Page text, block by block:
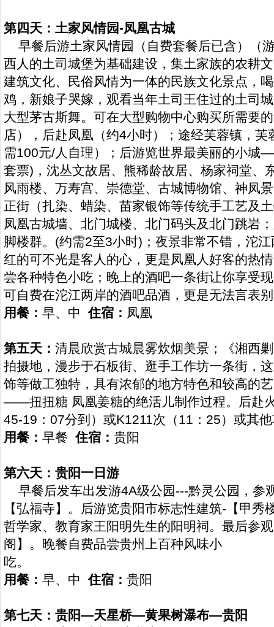
第四天：土家风情园-凤凰古城
早餐后游土家风情园（自费套餐后已含）（
西人的土司城堡为基础建设，集土家族的农耕
建筑文化、民俗风情为一体的民族文化景点，
鸡，新娘子哭嫁，观看当年土司王住过的土司
大型茅古斯舞。可在大型购物中心购买所需要
店），后赴凤凰（约4小时）；途经芙蓉镇，
需100元/人自理）；后游览世界最美丽的小城
套票)，沈丛文故居、熊稀龄故居、杨家祠堂、
风雨楼、万寿宫、崇德堂、古城博物馆、神凤
正街（扎染、蜡染、苗家银饰等传统手工艺及
凤凰古城墙、北门城楼、北门码头及北门跳岩
脚楼群。(约需2至3小时)；夜景非常不错，沱
红的可不光是客人的心，更是凤凰人好客的热
尝各种特色小吃；晚上的酒吧一条街让你享受
可自费在沱江两岸的酒吧品酒，更是无法言表
用餐： 早、中住宿： 凤凰
第五天： 清晨欣赏古城晨雾炊烟美景；《湘西
拍摄地，漫步于石板街、逛手工作坊一条街，
饰等做工独特，具有浓郁的地方特色和较高的
——扭扭糖 凤凰姜糖的绝活儿制作过程。后赴
45-19：07分到）或K1211次（11：25）或其
用餐： 早餐 住宿： 贵阳
第六天：贵阳一日游
早餐后发车出发游4A级公园---黔灵公园，参
【弘福寺】。后游览贵阳市标志性建筑-【甲秀
哲学家、教育家王阳明先生的阳明祠。最后参
阁】。晚餐自费品尝贵州上百种风味小
吃。
用餐： 早、中住宿： 贵阳
第七天：贵阳—天星桥—黄果树瀑布—贵阳